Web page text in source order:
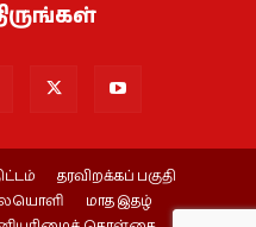
தரவிறக்கப் பகுதி
மாத இதழ்